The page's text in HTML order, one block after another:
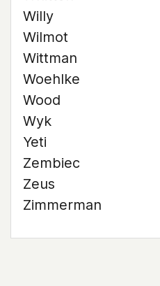
Willy
Wilmot
Wittman
Woehlke
Wood
Wyk
Yeti
Zembiec
Zeus
Zimmerman